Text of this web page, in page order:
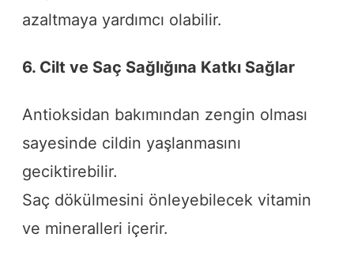
azaltmaya yardımcı olabilir.
6. Cilt ve Saç Sağlığına Katkı Sağlar
Antioksidan bakımından zengin olması
sayesinde cildin yaşlanmasını
geciktirebilir.
Saç dökülmesini önleyebilecek vitamin
ve mineralleri içerir.